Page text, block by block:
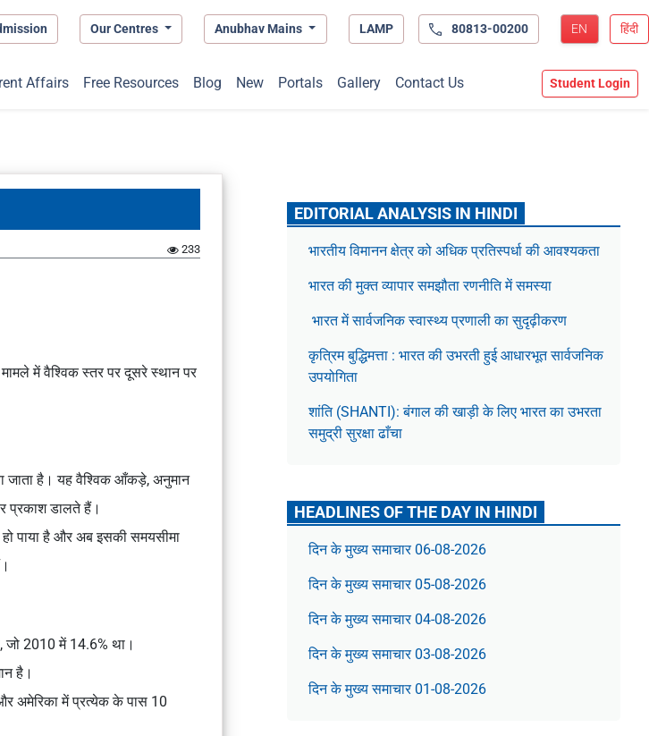
Our Centres Anubhav Mains LAMP 80813-00200 EN हिंदी
Affairs Free Resources Blog New Portals Gallery Contact Us Student Login
233
में वैश्विक स्तर पर दूसरे स्थान पर
जाता है। यह वैश्विक आँकड़े, अनुमान
प्रकाश डालते हैं।
हो पाया है और अब इसकी समयसीमा
जो 2010 में 14.6% था।
है।
अमेरिका में प्रत्येक के पास 10
EDITORIAL ANALYSIS IN HINDI
भारतीय विमानन क्षेत्र को अधिक प्रतिस्पर्धा की आवश्यकता
भारत की मुक्त व्यापार समझौता रणनीति में समस्या
भारत में सार्वजनिक स्वास्थ्य प्रणाली का सुदृढ़ीकरण
कृत्रिम बुद्धिमत्ता : भारत की उभरती हुई आधारभूत सार्वजनिक
उपयोगिता
शांति (SHANTI): बंगाल की खाड़ी के लिए भारत का उभरता
समुद्री सुरक्षा ढाँचा
HEADLINES OF THE DAY IN HINDI
दिन के मुख्य समाचार 06-08-2026
दिन के मुख्य समाचार 05-08-2026
दिन के मुख्य समाचार 04-08-2026
दिन के मुख्य समाचार 03-08-2026
दिन के मुख्य समाचार 01-08-2026